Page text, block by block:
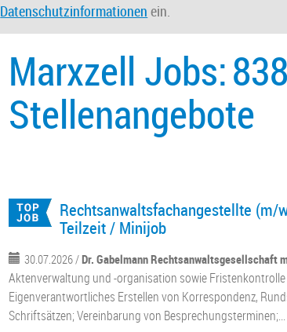
Datenschutzinformationen ein.
Marxzell Jobs:838
Stellenangebote
Rechtsanwaltsfachangestellte (m/
Teilzeit / Minijob
30.07.2026 /Dr. Gabelmann Rechtsanwaltsgesellschaft
Aktenverwaltung und -organisation sowie
Eigenverantwortliches Erstellen von Korrespondenz,
Schriftsätzen; Vereinbarung von Besprechungsterminen;...